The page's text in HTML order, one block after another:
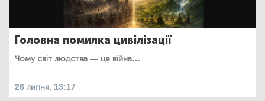
Головна помилка цивілізації
Чому світ людства — це війна…
26 липня, 13:17